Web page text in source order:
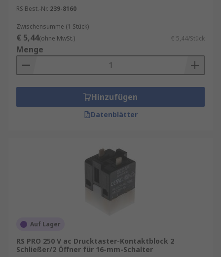
RS Best.-Nr. 239-8160
Zwischensumme (1 Stück)
€ 5,44(ohne MwSt.) € 5,44/Stück
Menge
Hinzufügen
Datenblätter
Auf Lager
RS PRO 250 V ac Drucktaster-Kontaktblock 2
Schließer/2 Öffner für 16-mm-Schalter